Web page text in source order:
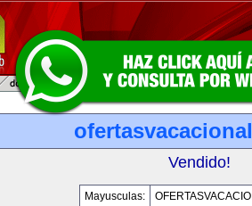
Vendido!
Mayusculas: